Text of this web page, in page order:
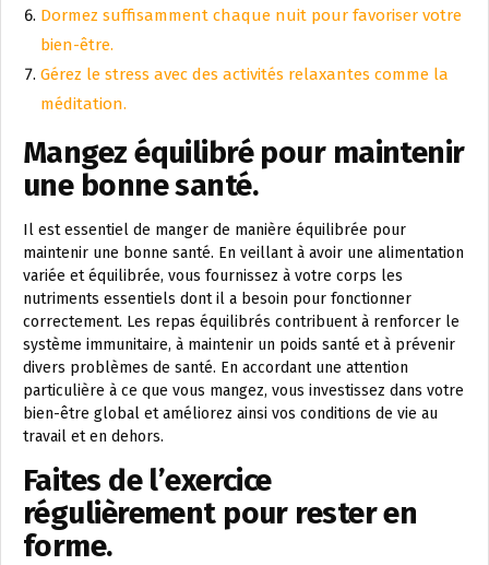
Dormez suffisamment chaque nuit pour favoriser votre
bien-être.
Gérez le stress avec des activités relaxantes comme la
méditation.
Mangez équilibré pour maintenir
une bonne santé.
Il est essentiel de manger de manière équilibrée pour
maintenir une bonne santé. En veillant à avoir une alimentation
variée et équilibrée, vous fournissez à votre corps les
nutriments essentiels dont il a besoin pour fonctionner
correctement. Les repas équilibrés contribuent à renforcer le
système immunitaire, à maintenir un poids santé et à prévenir
divers problèmes de santé. En accordant une attention
particulière à ce que vous mangez, vous investissez dans votre
bien-être global et améliorez ainsi vos conditions de vie au
travail et en dehors.
Faites de l’exercice
régulièrement pour rester en
forme.